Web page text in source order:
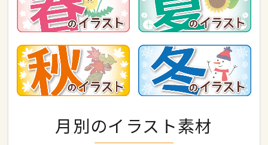
月別のイラスト素材